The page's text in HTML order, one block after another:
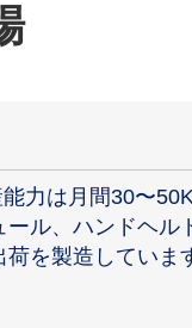
力は月間30〜
ル、ハンドヘル
を製造していま